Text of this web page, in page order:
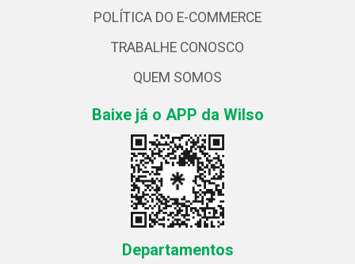
POLÍTICA DO E-COMMERCE
TRABALHE CONOSCO
QUEM SOMOS
Baixe já o APP da Wilso
Departamentos